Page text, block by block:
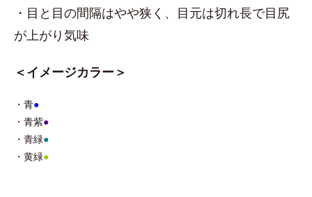
・目と目の間隔はやや狭く、目元は切れ長で目尻
が上がり気味
＜イメージカラー＞
・青●
・青紫●
・青緑●
・黄緑●